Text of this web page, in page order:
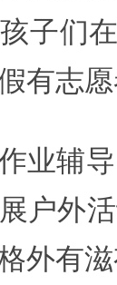
子们
有志
业辅
户外
外有滋